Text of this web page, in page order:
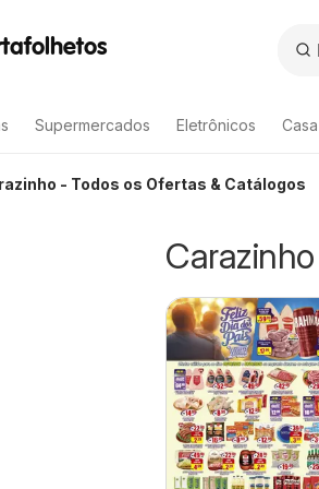
Supermercados Eletrônicos
- Todos os Ofertas & Catálogos